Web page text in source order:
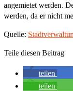
angemietet werden.
werden, da er nicht
Quelle:
Teile diesen Beitrag
teilen
teilen